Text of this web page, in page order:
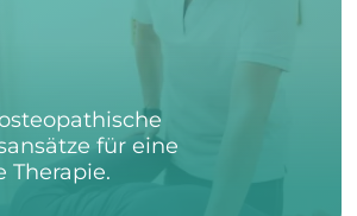
für eine
Therapie.